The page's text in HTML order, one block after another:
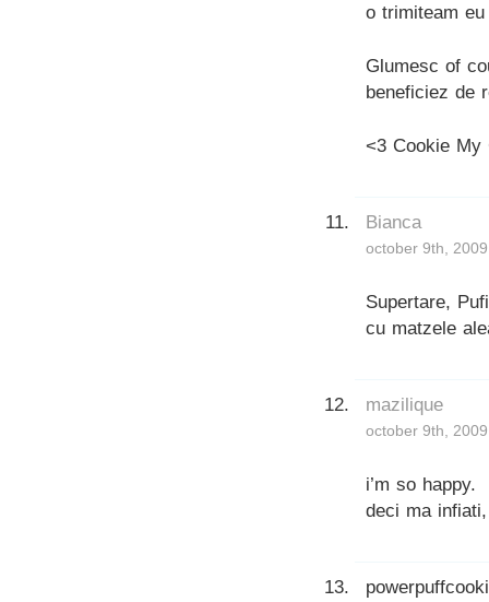
o trimiteam
Glumesc of
beneficiez de
<3 Cookie My
Bianca
october 9th,
Supertare,
cu matzele
mazilique
october 9th,
i’m so happy.
deci ma